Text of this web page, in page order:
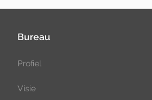
Bureau
Profiel
Visie